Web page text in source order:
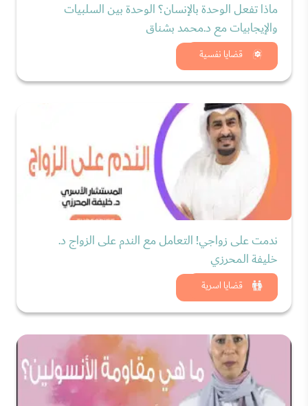
قضايا نفسية
ماذا تفعل الوحدة بالإنسان؟ الوحدة بين السلبيات
والإيجابيات مع د.محمد بشناق
شاهد الان
قضايا اسرية
ندمت على زواجي! التعامل مع الندم على الزواج د.
خليفة المحرزي
شاهد الان